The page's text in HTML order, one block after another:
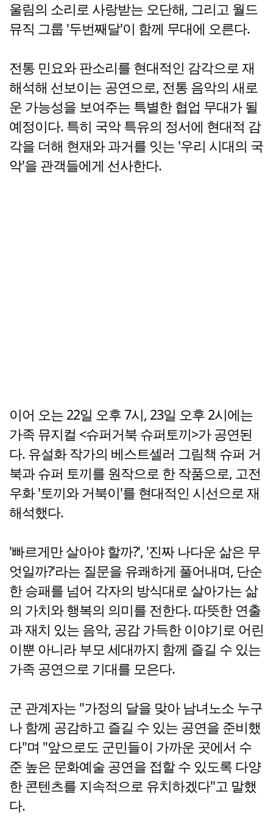
울림의 소리로 사랑받는 오단해, 그리고 월드
뮤직 그룹 '두번째달'이 함께 무대에 오른다.
전통 민요와 판소리를 현대적인 감각으로 재
해석해 선보이는 공연으로, 전통 음악의 새로
운 가능성을 보여주는 특별한 협업 무대가 될
예정이다. 특히 국악 특유의 정서에 현대적 감
각을 더해 현재와 과거를 잇는 '우리 시대의 국
악'을 관객들에게 선사한다.
이어 오는 22일 오후 7시, 23일 오후 2시에는
가족 뮤지컬 <슈퍼거북 슈퍼토끼>가 공연된
다. 유설화 작가의 베스트셀러 그림책 슈퍼 거
북과 슈퍼 토끼를 원작으로 한 작품으로, 고전
우화 '토끼와 거북이'를 현대적인 시선으로 재
해석했다.
'빠르게만 살아야 할까?', '진짜 나다운 삶은 무
엇일까?'라는 질문을 유쾌하게 풀어내며, 단순
한 승패를 넘어 각자의 방식대로 살아가는 삶
의 가치와 행복의 의미를 전한다. 따뜻한 연출
과 재치 있는 음악, 공감 가득한 이야기로 어린
이뿐 아니라 부모 세대까지 함께 즐길 수 있는
가족 공연으로 기대를 모은다.
군 관계자는 "가정의 달을 맞아 남녀노소 누구
나 함께 공감하고 즐길 수 있는 공연을 준비했
다"며 "앞으로도 군민들이 가까운 곳에서 수
준 높은 문화예술 공연을 접할 수 있도록 다양
한 콘텐츠를 지속적으로 유치하겠다"고 말했
다.